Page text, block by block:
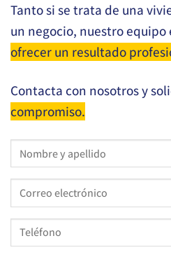
Tanto si se trata de una
un negocio, nuestro
ofrecer un resultado
Contacta con nosotros y
compromiso.